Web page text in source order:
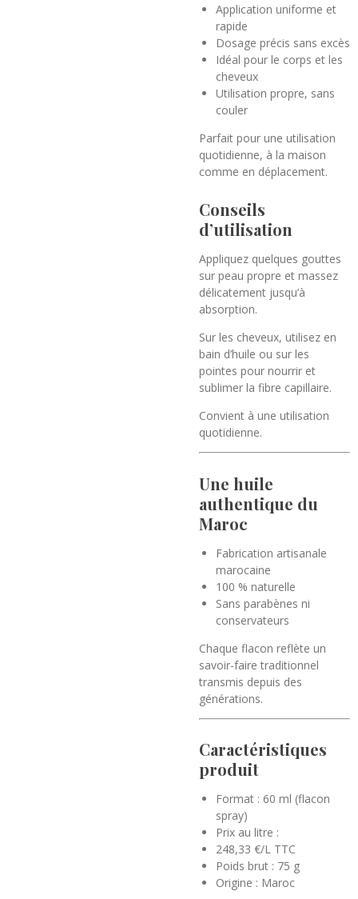
Application uniforme et
rapide
Dosage précis sans excès
Idéal pour le corps et les
cheveux
Utilisation propre, sans
couler
Parfait pour une utilisation
quotidienne, à la maison
comme en déplacement.
Conseils
d’utilisation
Appliquez quelques gouttes
sur peau propre et massez
délicatement jusqu’à
absorption.
Sur les cheveux, utilisez en
bain d’huile ou sur les
pointes pour nourrir et
sublimer la fibre capillaire.
Convient à une utilisation
quotidienne.
Une huile
authentique du
Maroc
Fabrication artisanale
marocaine
100 % naturelle
Sans parabènes ni
conservateurs
Chaque flacon reflète un
savoir-faire traditionnel
transmis depuis des
générations.
Caractéristiques
produit
Format : 60 ml (flacon
spray)
Prix au litre :
248,33 €/L TTC
Poids brut : 75 g
Origine : Maroc